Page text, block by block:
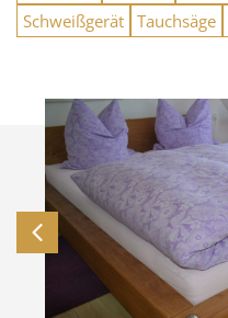
Schweißgerät Tauchsäge